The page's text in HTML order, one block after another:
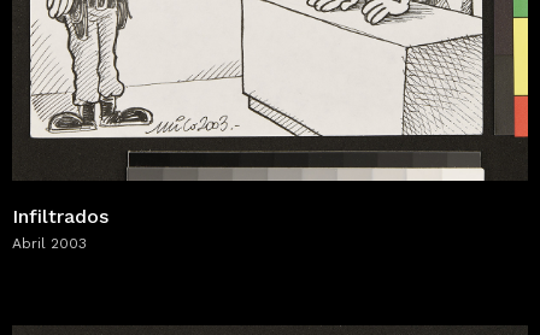
Infiltrados
Abril 2003